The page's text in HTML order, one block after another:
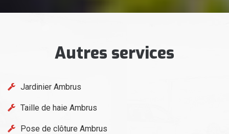
Autres services
Jardinier Ambrus
Taille de haie Ambrus
Pose de clôture Ambrus